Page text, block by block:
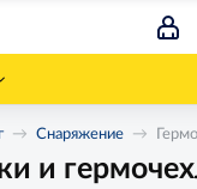
Снаряжение
и